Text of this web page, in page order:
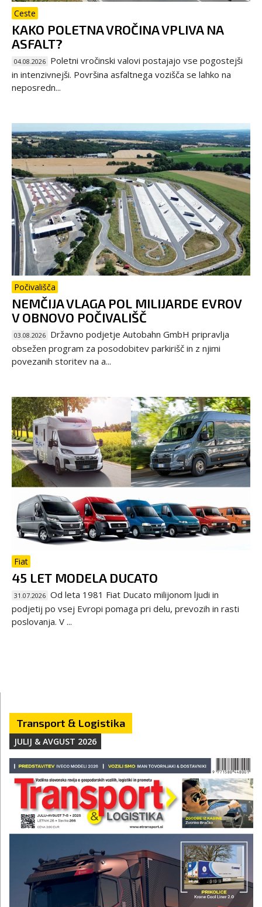
Ceste
KAKO POLETNA VROČINA VPLIVA NA
ASFALT?
04.08.2026 Poletni vročinski valovi postajajo vse pogostejši
in intenzivnejši. Površina asfaltnega vozišča se lahko na
neposredn...
Počivališča
NEMČIJA VLAGA POL MILIJARDE EVROV
V OBNOVO POČIVALIŠČ
03.08.2026 Državno podjetje Autobahn GmbH pripravlja
obsežen program za posodobitev parkirišč in z njimi
povezanih storitev na a...
Fiat
45 LET MODELA DUCATO
31.07.2026 Od leta 1981 Fiat Ducato milijonom ljudi in
podjetij po vsej Evropi pomaga pri delu, prevozih in rasti
poslovanja. V ...
Transport & Logistika
JULIJ & AVGUST 2026